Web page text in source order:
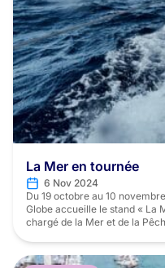
La Mer en tournée
6 Nov 2024
Du 19 octobre au 10
Globe accueille le stand « La
chargé de la Mer et de la